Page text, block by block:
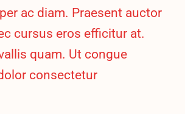
ac diam. Praesent auctor
cursus eros efficitur at.
quam. Ut congue
consectetur